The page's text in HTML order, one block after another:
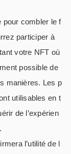
pour combler le f
participer à
votre NFT où
possible de
manières. Les p
utilisables en t
de l’expérien
l’utilité de l